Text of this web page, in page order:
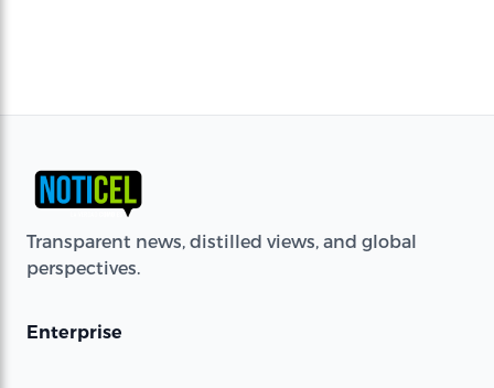
Transparent news, distilled views, and global
perspectives.
Enterprise